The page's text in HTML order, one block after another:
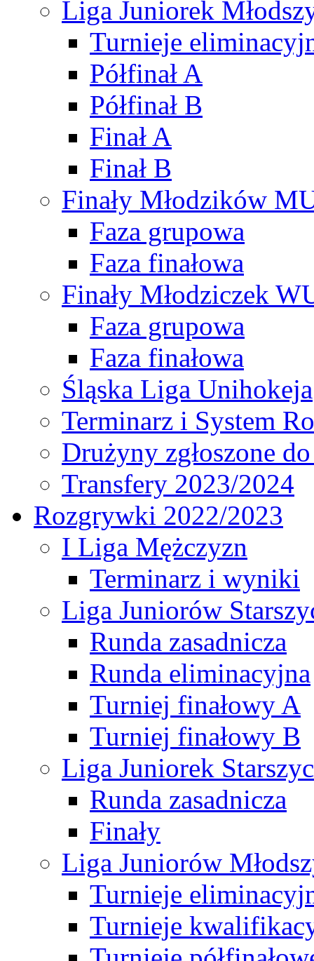
Liga Juniorek
Turnieje
Półfinał A
Półfinał B
Finał A
Finał B
Finały Młodzików
Faza grupowa
Faza finałowa
Finały Młodziczek
Faza grupowa
Faza finałowa
Śląska Liga Unihokeja
Terminarz i System
Drużyny zgłoszone
Transfery 2023/2024
Rozgrywki 2022/2023
I Liga Mężczyzn
Terminarz i wyniki
Liga Juniorów
Runda zasadnicza
Runda eliminacyjna
Turniej finałowy A
Turniej finałowy B
Liga Juniorek
Runda zasadnicza
Finały
Liga Juniorów
Turnieje
Turnieje